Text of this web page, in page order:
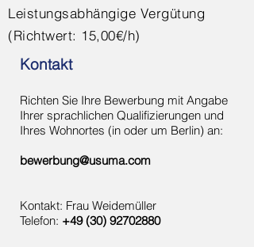
Leistungsabhängige Vergütung
(Richtwert: 15,00€/h)
Kontakt
Richten Sie Ihre Bewerbung mit Angabe
Ihrer sprachlichen Qualifizierungen und
Ihres Wohnortes (in oder um Berlin) an:
bewerbung@usuma.com
Kontakt: Frau Weidemüller
Telefon: +49 (30) 92702880